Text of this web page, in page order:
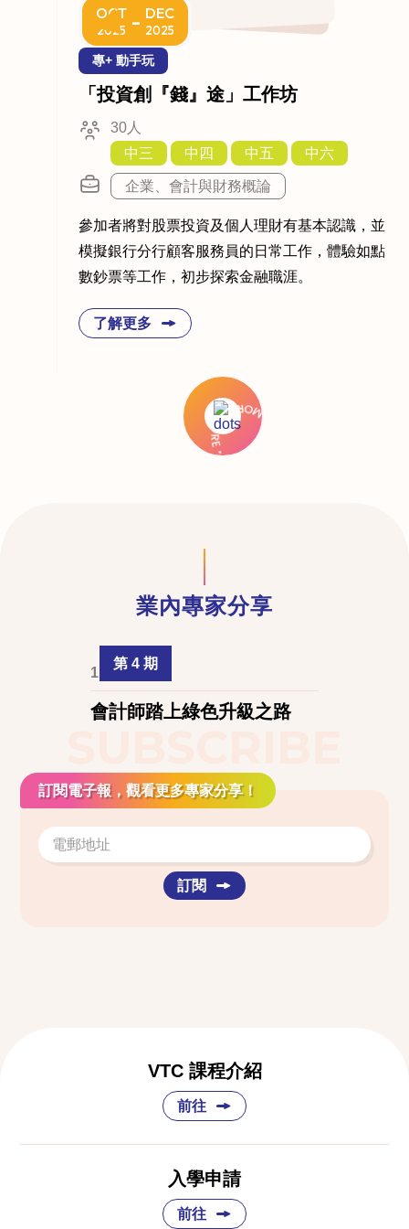
OCT
2025 - DEC
2025
專+ 動手玩
「投資創『錢』途」工作坊
30人
中三
中四 中五 中六
企業、會計與財務概論
參加者將對股票投資及個人理財有基本認識，並
模擬銀行分行顧客服務員的日常工作，體驗如點
數鈔票等工作，初步探索金融職涯。
了解更多
業內專家分享
第 4 期
1 April 2024
會計師踏上綠色升級之路
訂閱電子報，觀看更多專家分享！
訂閱
VTC 課程介紹
前往
入學申請
前往